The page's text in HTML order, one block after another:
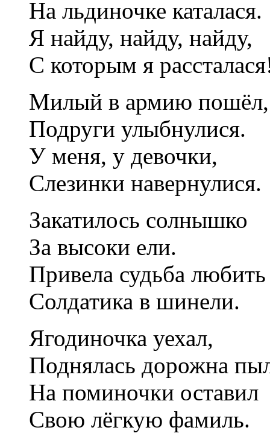
На льдиночке каталася.
Я найду, найду, найду,
С которым я
Милый в армию пошёл,
Подруги улыбнулися.
У меня, у девочки,
Слезинки навернулися.
Закатилось солнышко
За высоки ели.
Привела судьба любить
Солдатика в шинели.
Ягодиночка уехал,
Поднялась дорожна
На поминочки оставил
Свою лёгкую фамиль.